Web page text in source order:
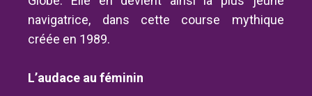
navigatrice, dans cette course mythique
créée en 1989.
L’audace au féminin